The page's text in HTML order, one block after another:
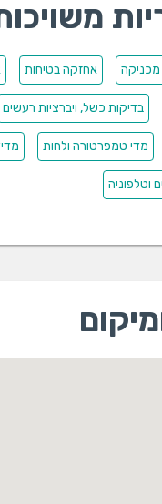
מכניקה אחזקה בטיחות
בדיקות כשל, ויברציות רעשים
מדי טמפרטורה ולחות
וטלפוניה